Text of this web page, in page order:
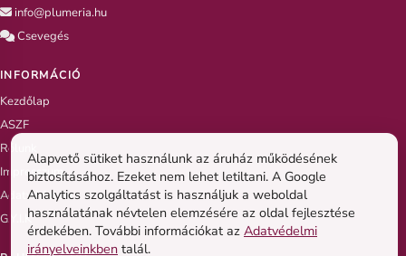
info@plumeria.hu
Csevegés
INFORMÁCIÓ
Kezdőlap
ASZF
Rólunk
Impresszum
Adatvédelem
G.Y.I.K
Alapvető sütiket használunk az áruház működésének
biztosításához. Ezeket nem lehet letiltani. A Google
Analytics szolgáltatást is használjuk a weboldal
használatának névtelen elemzésére az oldal fejlesztése
érdekében. További információkat az Adatvédelmi
irányelveinkben talál.